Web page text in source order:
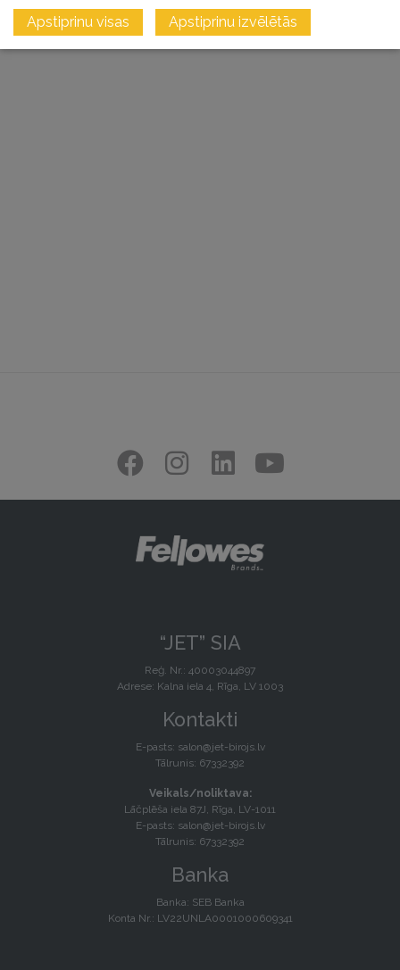
“JET” SIA
Reģ. Nr.: 40003044897
Adrese: Kalna iela 4, Rīga, LV 1003
Kontakti
E-pasts: salon@jet-birojs.lv
Tālrunis: 67332392
Veikals/noliktava:
Lāčplēša iela 87J, Rīga, LV-1011
E-pasts: salon@jet-birojs.lv
Tālrunis: 67332392
Banka
Banka: SEB Banka
Konta Nr.: LV22UNLA0001000609341
Apstiprinu visas Apstiprinu izvēlētās